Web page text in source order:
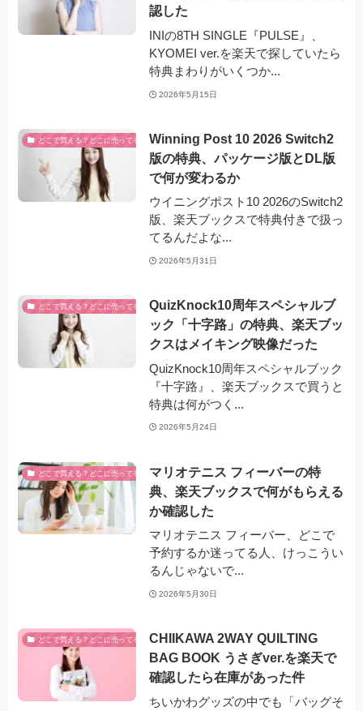
認した
INIの8TH SINGLE『PULSE』、
KYOMEI ver.を楽天で探していたら
特典まわりがいくつか...
2026年5月15日
どこで買える？どこに売ってる？
Winning Post 10 2026 Switch2
版の特典、パッケージ版とDL版
で何が変わるか
ウイニングポスト10 2026のSwitch2
版、楽天ブックスで特典付きで扱っ
てるんだよな...
2026年5月31日
どこで買える？どこに売ってる？
QuizKnock10周年スペシャルブ
ック「十字路」の特典、楽天ブッ
クスはメイキング映像だった
QuizKnock10周年スペシャルブック
『十字路』、楽天ブックスで買うと
特典は何がつく...
2026年5月24日
どこで買える？どこに売ってる？
マリオテニス フィーバーの特
典、楽天ブックスで何がもらえる
か確認した
マリオテニス フィーバー、どこで
予約するか迷ってる人、けっこうい
るんじゃないで...
2026年5月30日
どこで買える？どこに売ってる？
CHIIKAWA 2WAY QUILTING
BAG BOOK うさぎver.を楽天で
確認したら在庫があった件
ちいかわグッズの中でも「バッグそ